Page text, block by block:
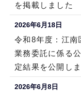
を掲載しました
2026年6月18日
令和8年度：江南
業務委託に係る
定結果を公開し
2026年6月8日